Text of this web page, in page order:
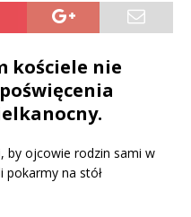
kościele nie
by ojcowie rodzin sami w
pokarmy na stół